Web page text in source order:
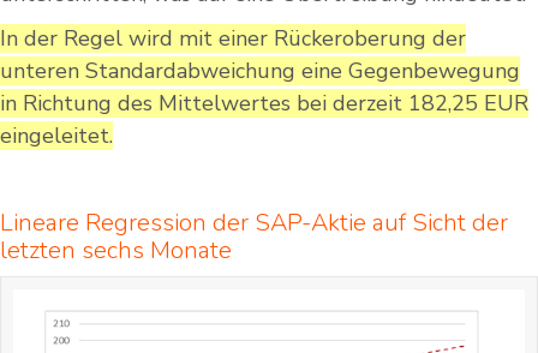
In der Regel wird mit einer Rückeroberung der
unteren Standardabweichung eine Gegenbewegung
in Richtung des Mittelwertes bei derzeit 182,25 EUR
eingeleitet.
Lineare Regression der SAP-Aktie auf Sicht der
letzten sechs Monate